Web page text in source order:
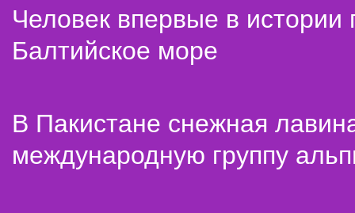
Человек впервые в истории
Балтийское море
В Пакистане снежная
международную группу